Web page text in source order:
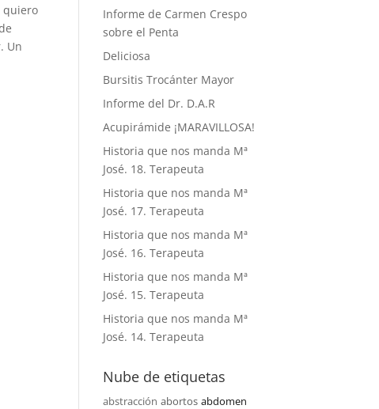
quiero
Un
Informe de Carmen Crespo
sobre el Penta
Deliciosa
Bursitis Trocánter Mayor
Informe del Dr. D.A.R
Acupirámide ¡MARAVILLOSA!
Historia que nos manda Mª
José. 18. Terapeuta
Historia que nos manda Mª
José. 17. Terapeuta
Historia que nos manda Mª
José. 16. Terapeuta
Historia que nos manda Mª
José. 15. Terapeuta
Historia que nos manda Mª
José. 14. Terapeuta
Nube de etiquetas
abstracción abortos abdomen